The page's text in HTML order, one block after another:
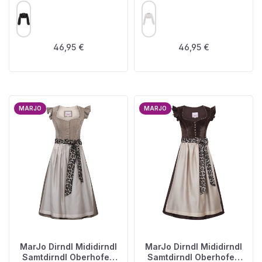
FARBE
Regulärer Preis:
46,95 €
FARBE
Regulärer Preis:
46,95 €
MARJO
MarJo Dirndl Mididirndl
Samtdirndl Oberhofen
MARJO
MarJo Dirndl Mididirndl
Samtdirndl Oberhofen